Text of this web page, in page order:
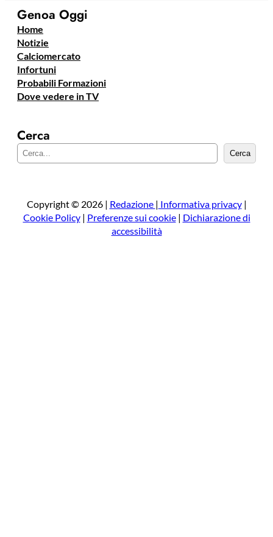
Genoa Oggi
Home
Notizie
Calciomercato
Infortuni
Probabili Formazioni
Dove vedere in TV
Cerca
e
a
Cerca
Copyright © 2026 | Redazione | Informativa privacy|
Cookie Policy| Preferenze sui cookie| Dichiarazione di
accessibilità